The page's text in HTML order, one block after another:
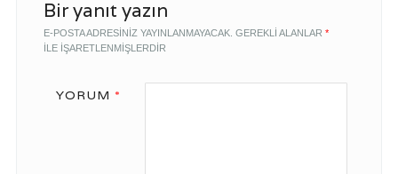
Bir yanıt yazın
E-POSTA ADRESINIZ YAYINLANMAYACAK. GEREKLI ALANLAR *
ILE IŞARETLENMIŞLERDIR
YORUM *